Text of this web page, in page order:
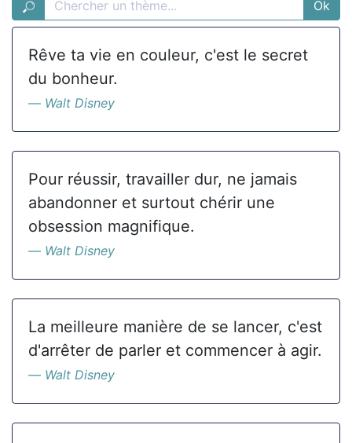
Ok
Rêve ta vie en couleur, c'est le secret
du bonheur.
Walt Disney
Pour réussir, travailler dur, ne jamais
abandonner et surtout chérir une
obsession magnifique.
Walt Disney
La meilleure manière de se lancer, c'est
d'arrêter de parler et commencer à agir.
Walt Disney